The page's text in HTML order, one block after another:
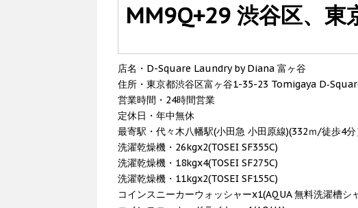
MM9Q+29 渋谷区、東
店名・D-Square Laundry by Diana 富ヶ谷
住所・東京都渋谷区富ヶ谷1-35-23 Tomigaya
営業時間・24時間営業
定休日・年中無休
最寄駅・代々木八幡駅(小田急 小田原線)(332ｍ/徒歩4分
洗濯乾燥機・26kgx2(TOSEI SF355C)
洗濯乾燥機・18kgx4(TOSEI SF275C)
洗濯乾燥機・11kgx2(TOSEI SF155C)
コインスニーカーウォッシャーx1(AQUA 無料洗濯槽